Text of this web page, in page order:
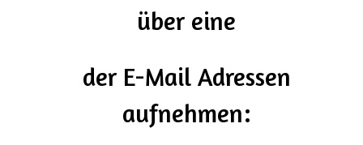
über eine
der E-Mail Adressen
aufnehmen: